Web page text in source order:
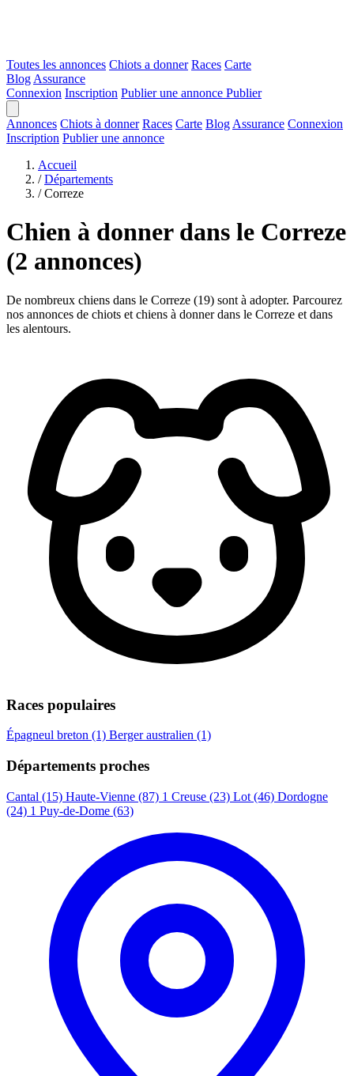
Toutes les annonces Chiots a donner Races Carte
Blog Assurance
Connexion Inscription Publier une annonce Publier
Annonces Chiots à donner Races Carte Blog Assurance Connexion
Inscription Publier une annonce
Accueil
/ Départements
/ Correze
Chien à donner dans le Correze
(2 annonces)
De nombreux chiens dans le Correze (19) sont à adopter. Parcourez
nos annonces de chiots et chiens à donner dans le Correze et dans
les alentours.
Races populaires
Épagneul breton (1) Berger australien (1)
Départements proches
Cantal (15) Haute-Vienne (87) 1 Creuse (23) Lot (46) Dordogne
(24) 1 Puy-de-Dome (63)